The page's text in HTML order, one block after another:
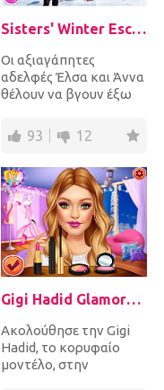
Sisters' Winter Escape
Οι αξιαγάπητες
αδελφές Έλσα και Άννα
θέλουν να βγουν έξω
το χειμώνα. Επίλεξε...
93 12
Gigi Hadid Glamorous Lifestyle
Ακολούθησε την Gigi
Hadid, το κορυφαίο
μοντέλο, στην